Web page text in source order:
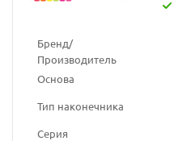
Бренд/
Производитель
Основа
Тип наконечника
Серия